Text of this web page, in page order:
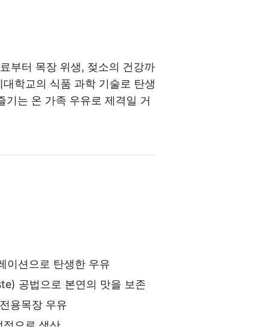
부터 목장 위생, 젖소의 건강까
학교의 식품 과학 기술로 탄생
기는 온 가족 우유로 제격일 거
이션으로 탄생한 우유
공법으로 본연의 맛을 보존
용목장 우유